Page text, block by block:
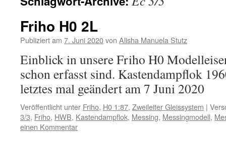
Friho H0 2L
Publiziert am 7. Juni 2020von Alisha Manuela Stutz
Einblick in unsere Friho H0
schon erfasst sind. Kastendampflok
letztes mal geändert am 7 Juni 2020
Veröffentlicht unter Friho, H0 1:87, Zweileiter Gleissystem |
3/3, Friho, HWB, Kastendampflok, Messing, Messingmodell,
einen Kommentar